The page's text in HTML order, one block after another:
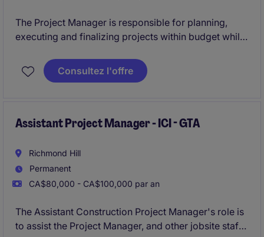
The Project Manager is responsible for planning,
executing and finalizing projects within budget while
resources and coordinating the efforts of team
members and third-party contractors or consultants
process.
Consultez l'offre
Assistant Project Manager - ICI - GTA
Richmond Hill
Permanent
CA$80,000 - CA$100,000 par an
The Assistant Construction Project Manager's role is
to assist the Project Manager, and other jobsite staff